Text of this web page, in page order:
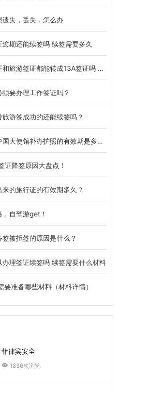
遗失，丢失，怎么办
期还能续签吗 续签需要多久
签证都能转成13A签证吗 需要什么材料
要办理工作签证吗？
游签成功的还能续签吗？
大使馆补办护照的有效期是多久？
证降签原因大盘点！
的旅行证的有效期多久？
自驾游get！
被拒签的原因是什么？
办理签证续签吗 续签需要什么材料
要准备哪些材料（材料详情）
菲律宾安全
1836次浏览